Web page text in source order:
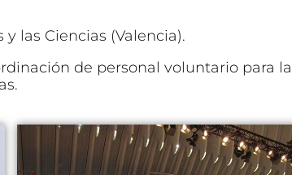
las Ciencias (Valencia).
de personal voluntario para la